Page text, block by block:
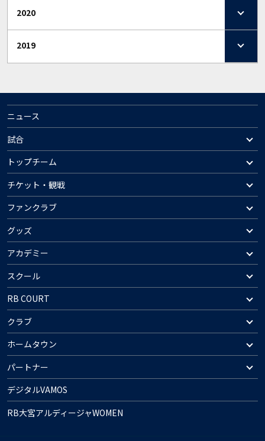
2020
2019
ニュース
試合
トップチーム
チケット・観戦
ファンクラブ
グッズ
アカデミー
スクール
RB COURT
クラブ
ホームタウン
パートナー
デジタルVAMOS
RB大宮アルディージャWOMEN